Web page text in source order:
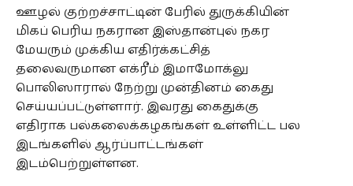
ஊழல் குற்றச்சாட்டின் பேரில் துருக்கியின்
மிகப் பெரிய நகரான இஸ்தான்புல் நகர
மேயரும் முக்கிய எதிர்க்கட்சித்
தலைவருமான எக்ரீம் இமாமோக்லு
பொலிஸாரால் நேற்று முன்தினம் கைது
செய்யப்பட்டுள்ளார். இவரது கைதுக்கு
எதிராக பல்கலைக்கழகங்கள் உள்ளிட்ட பல
இடங்களில் ஆர்ப்பாட்டங்கள்
இடம்பெற்றுள்ளன.